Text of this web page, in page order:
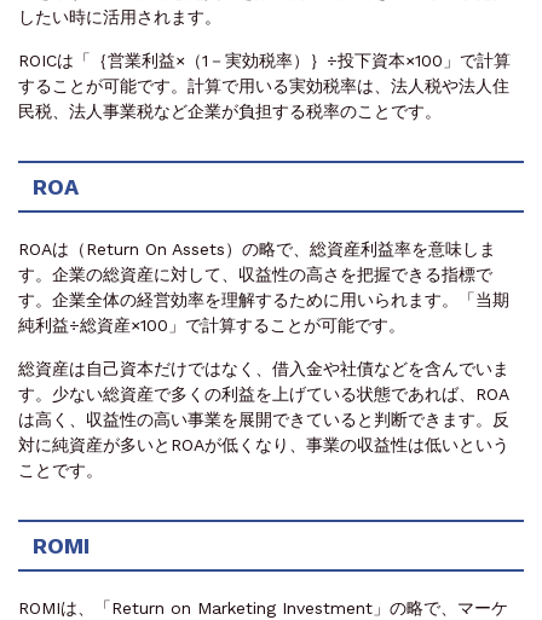
したい時に活用されます。
ROICは「｛営業利益×（1－実効税率）｝÷投下資本×100」で計算
することが可能です。計算で用いる実効税率は、法人税や法人住
民税、法人事業税など企業が負担する税率のことです。
ROA
ROAは（Return On Assets）の略で、総資産利益率を意味しま
す。企業の総資産に対して、収益性の高さを把握できる指標で
す。企業全体の経営効率を理解するために用いられます。「当期
純利益÷総資産×100」で計算することが可能です。
総資産は自己資本だけではなく、借入金や社債などを含んでいま
す。少ない総資産で多くの利益を上げている状態であれば、ROA
は高く、収益性の高い事業を展開できていると判断できます。反
対に純資産が多いとROAが低くなり、事業の収益性は低いという
ことです。
ROMI
ROMIは、「Return on Marketing Investment」の略で、マーケ